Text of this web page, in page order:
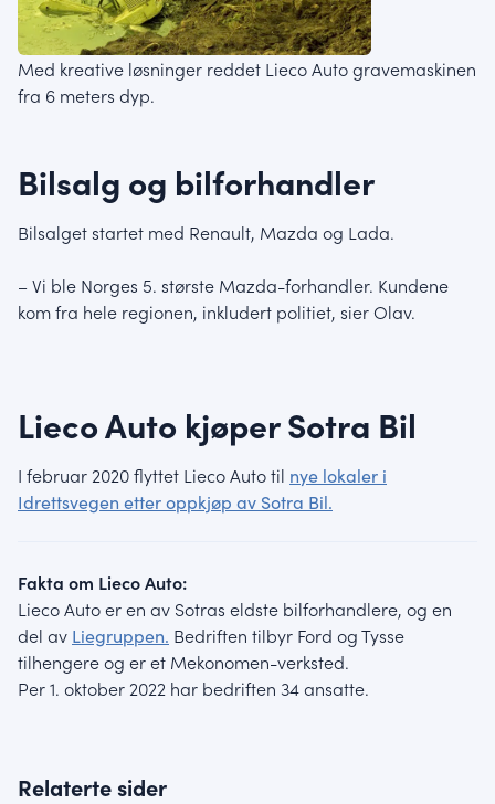
Med kreative løsninger reddet Lieco Auto gravemaskinen
fra 6 meters dyp.
Bilsalg og bilforhandler
Bilsalget startet med Renault, Mazda og Lada.
– Vi ble Norges 5. største Mazda-forhandler. Kundene
kom fra hele regionen, inkludert politiet, sier Olav.
Lieco Auto kjøper Sotra Bil
I februar 2020 flyttet Lieco Auto til nye lokaler i
Idrettsvegen etter oppkjøp av Sotra Bil.
Fakta om Lieco Auto:
Lieco Auto er en av Sotras eldste bilforhandlere, og en
del av Liegruppen. Bedriften tilbyr Ford og Tysse
tilhengere og er et Mekonomen-verksted.
Per 1. oktober 2022 har bedriften 34 ansatte.
Relaterte sider